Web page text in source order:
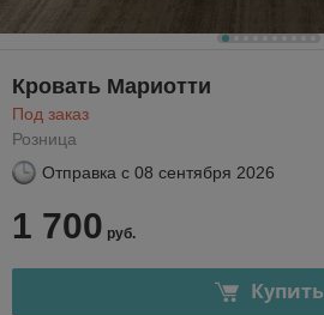
Кровать Мариотти
Под заказ
Розница
Отправка с 08 сентября 2026
1 700 руб.
Купить